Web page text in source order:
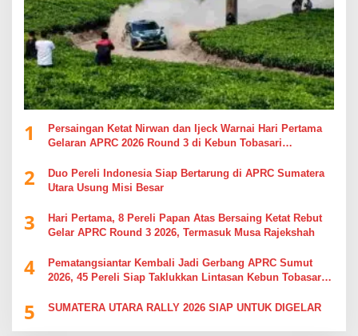
1
Persaingan Ketat Nirwan dan Ijeck Warnai Hari Pertama
Gelaran APRC 2026 Round 3 di Kebun Tobasari
2
Duo Pereli Indonesia Siap Bertarung di APRC Sumatera
Utara Usung Misi Besar
3
Hari Pertama, 8 Pereli Papan Atas Bersaing Ketat Rebut
Gelar APRC Round 3 2026, Termasuk Musa Rajekshah
4
Pematangsiantar Kembali Jadi Gerbang APRC Sumut
2026, 45 Pereli Siap Taklukkan Lintasan Kebun Tobasari
5 SUMATERA UTARA RALLY 2026 SIAP UNTUK DIGELAR